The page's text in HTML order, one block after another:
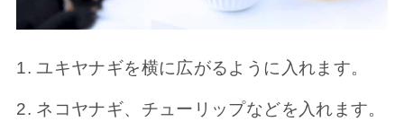
ユキヤナギを横に広がるように入れます。
ネコヤナギ、チューリップなどを入れます。